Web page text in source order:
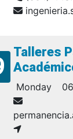
Talleres
Monday